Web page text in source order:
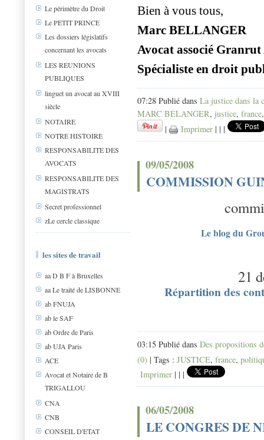
Le périmètre du Droit
Le PETIT PRINCE
Les dossiers législatifs
concernant les avocats
LES REUNIONS
PUBLIQUES
linguet un avocat au XVIII
siècle
NOTAIRE
NOTRE HISTOIRE
RESPONSABILITE DES
AVOCATS
RESPONSABILITE DES
MAGISTRATS
Secret professionnel
zLe cercle classique
les sites de travail
aa D B F à Bruxelles
aa Le traité de LISBONNE
ab FNUJA
ab le SAF
ab Ordre de Paris
ab UJA Paris
ACE
Avocat et Notaire de B
TRIGALLOU
CNA
CNB
CONSEIL D'ETAT
Bien à vous tous,
Marc BELLANGER
Avocat associé Granrut
Spécialiste en droit
07:28 Publié dans La justice dans la
MARC BELANGER, justice, france
|
Imprimer | | |
09/05/2008
COMMISSION
Le blog du
21
Répartition des
03:15 Publié dans Des propositions
(0) | Tags : JUSTICE, france,
Imprimer | | |
06/05/2008
LE CONGRES DE